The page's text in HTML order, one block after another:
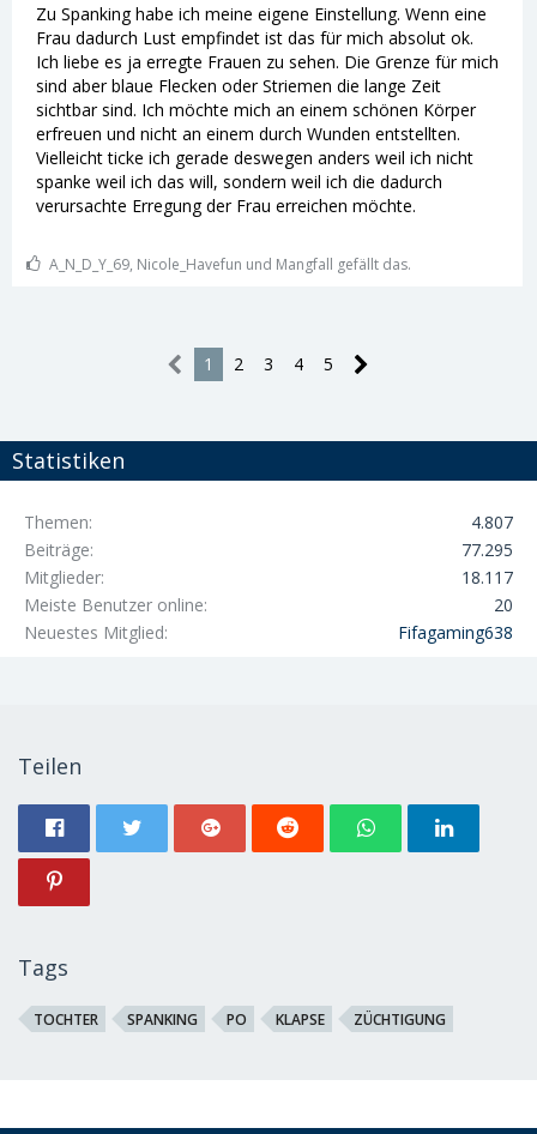
Zu Spanking habe ich meine eigene Einstellung. Wenn eine
Frau dadurch Lust empfindet ist das für mich absolut ok.
Ich liebe es ja erregte Frauen zu sehen. Die Grenze für mich
sind aber blaue Flecken oder Striemen die lange Zeit
sichtbar sind. Ich möchte mich an einem schönen Körper
erfreuen und nicht an einem durch Wunden entstellten.
Vielleicht ticke ich gerade deswegen anders weil ich nicht
spanke weil ich das will, sondern weil ich die dadurch
verursachte Erregung der Frau erreichen möchte.
A_N_D_Y_69, Nicole_Havefun und Mangfall gefällt das.
1 2 3 4 5
Statistiken
Themen
4.807
Beiträge
77.295
Mitglieder
18.117
Meiste Benutzer online
20
Neuestes Mitglied
Fifagaming638
Teilen
Tags
TOCHTER SPANKING PO KLAPSE ZÜCHTIGUNG